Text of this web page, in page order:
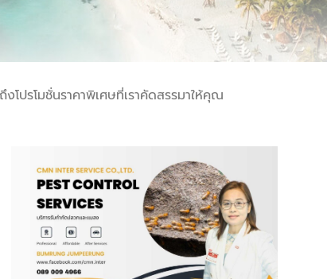
ปรโมชั่นราคาพิเศษที่เราคัดสรรมาให้คุณ